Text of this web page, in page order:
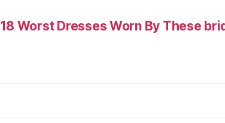
18 Worst Dresses Worn By These